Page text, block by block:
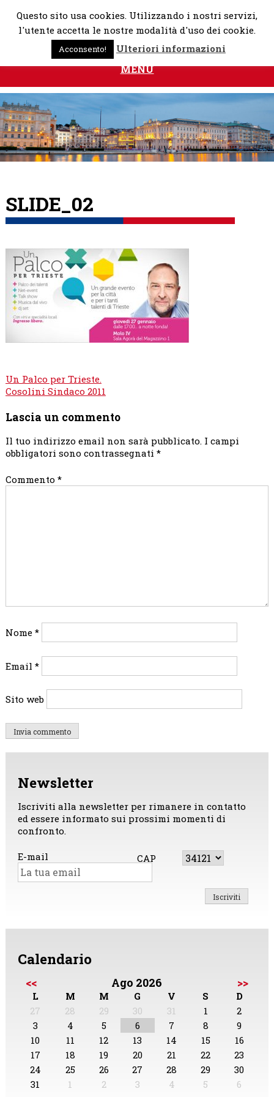
Skip
MENU
SLIDE_02
Navigazione
articoli
Un Palco per Trieste.
Cosolini Sindaco 2011
Lascia un commento
Il tuo indirizzo email non sarà pubblicato. I campi
obbligatori sono contrassegnati *
Commento *
Nome *
Email *
Sito web
Newsletter
Iscriviti alla newsletter per rimanere in contatto
ed essere informato sui prossimi momenti di
confronto.
E-mail CAP
Calendario
<< Ago 2026 >>
L M M G V S
D
27
28 29 30 31 1
2
3
4 5 6 7 8
9
10
11 12 13 14 15
16
17
18 19 20 21 22
23
24
25 26 27 28 29
30
31
1 2 3 4 5 6
Questo sito usa cookies. Utilizzando i nostri servizi,
l'utente accetta le nostre modalità d'uso dei cookie.
Acconsento! Ulteriori informazioni